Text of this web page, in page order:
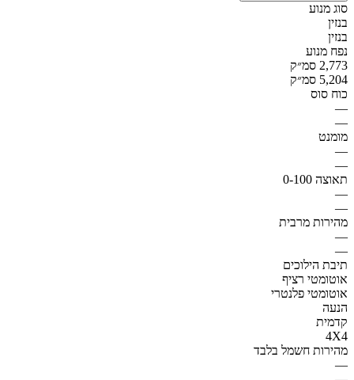
סוג מנוע
בנזין
בנזין
נפח מנוע
2,773 סמ״ק
5,204 סמ״ק
כוח סוס
—
—
מומנט
—
—
תאוצה 0-100
—
—
מהירות מרבית
—
—
תיבת הילוכים
אוטומטי רציף
אוטומטי פלנטרי
הנעה
קדמית
4X4
מהירות חשמל בלבד
—